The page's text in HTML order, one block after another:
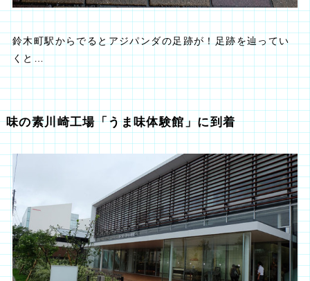
鈴木町駅からでるとアジパンダの足跡が！足跡を辿ってい
くと…
味の素川崎工場「うま味体験館」に到着